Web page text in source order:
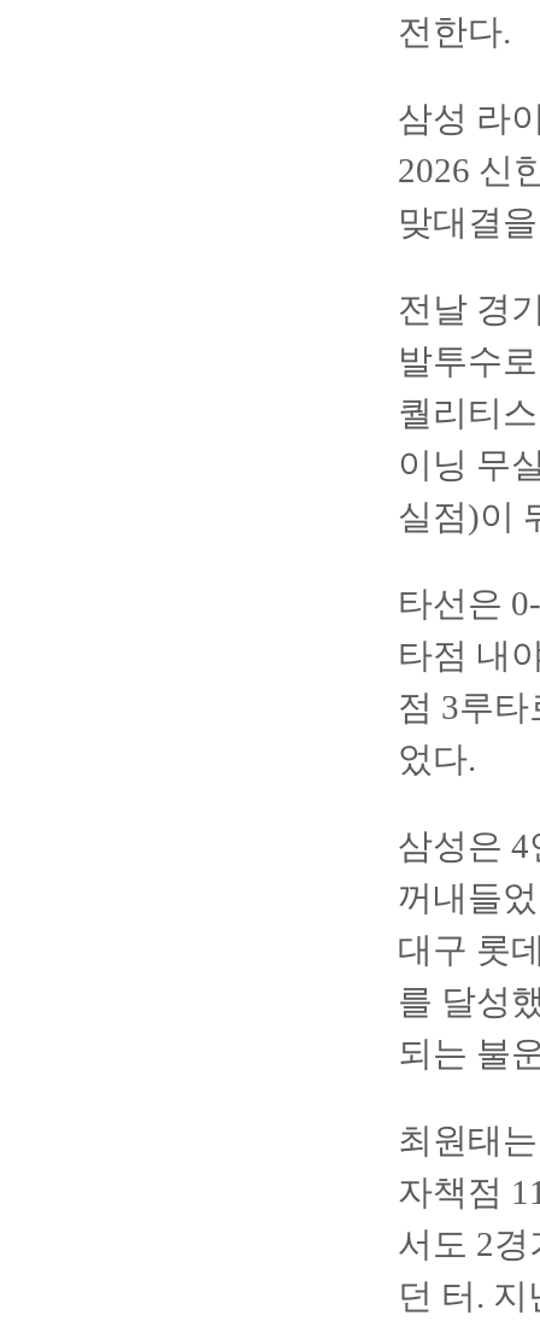
전한다.
삼성 라
2026 신
맞대결
전날 경
발투수
퀄리티
이닝 무
실점)이
타선은
타점 내
점 3루
었다.
삼성은
꺼내들
대구 롯
를 달성
되는 불
최원태
자책점
서도 2경
던 터.